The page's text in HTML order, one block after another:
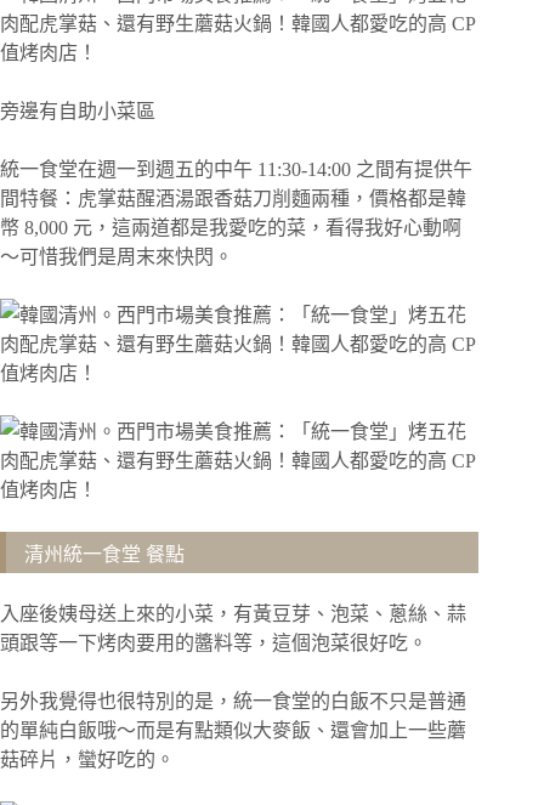
旁邊有自助小菜區
統一食堂在週一到週五的中午 11:30-14:00 之間有提供午
間特餐：虎掌菇醒酒湯跟香菇刀削麵兩種，價格都是韓
幣 8,000 元，這兩道都是我愛吃的菜，看得我好心動啊
～可惜我們是周末來快閃。
清州統一食堂 餐點
入座後姨母送上來的小菜，有黃豆芽、泡菜、蔥絲、蒜
頭跟等一下烤肉要用的醬料等，這個泡菜很好吃。
另外我覺得也很特別的是，統一食堂的白飯不只是普通
的單純白飯哦～而是有點類似大麥飯、還會加上一些蘑
菇碎片，蠻好吃的。